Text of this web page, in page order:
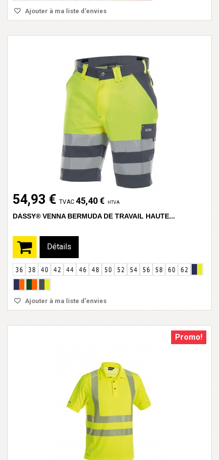
Ajouter à ma liste d'envies
54,93 € TVAC 45,40 € HTVA
DASSY® VENNA BERMUDA DE TRAVAIL HAUTE...
Détails
Ajouter à ma liste d'envies
Promo!